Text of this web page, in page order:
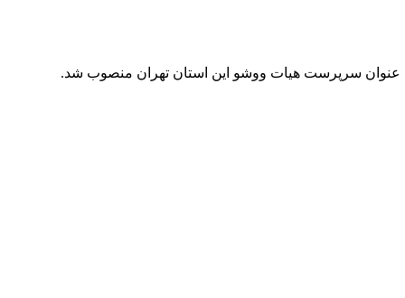
عنوان سرپرست هیات ووشو این استان تهران منصوب شد.